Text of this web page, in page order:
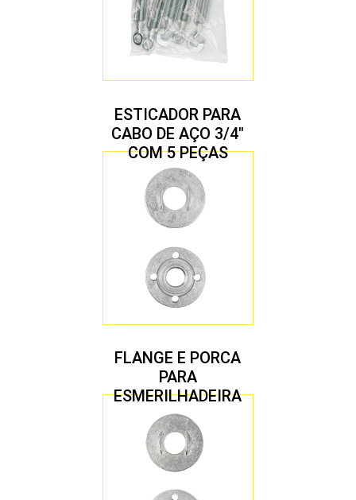
ESTICADOR PARA
CABO DE AÇO 3/4″
COM 5 PEÇAS
FLANGE E PORCA
PARA
ESMERILHADEIRA
4.1/2″ 22,23 MM